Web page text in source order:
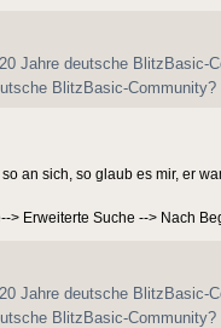
20 Jahre deutsche BlitzBasic-
BlitzBasic-Community?
an sich, so glaub es mir, er
> Erweiterte Suche --> Nach
20 Jahre deutsche BlitzBasic-
BlitzBasic-Community?